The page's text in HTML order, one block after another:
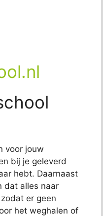
voor jouw
bij je geleverd
hebt. Daarnaast
dat alles naar
er geen
het weghalen of